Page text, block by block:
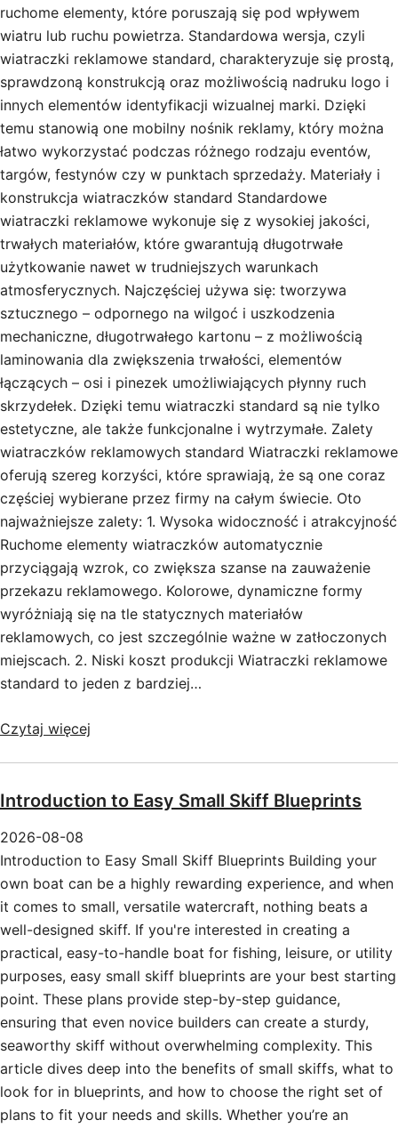
ruchome elementy, które poruszają się pod wpływem
wiatru lub ruchu powietrza. Standardowa wersja, czyli
wiatraczki reklamowe standard, charakteryzuje się prostą,
sprawdzoną konstrukcją oraz możliwością nadruku logo i
innych elementów identyfikacji wizualnej marki. Dzięki
temu stanowią one mobilny nośnik reklamy, który można
łatwo wykorzystać podczas różnego rodzaju eventów,
targów, festynów czy w punktach sprzedaży. Materiały i
konstrukcja wiatraczków standard Standardowe
wiatraczki reklamowe wykonuje się z wysokiej jakości,
trwałych materiałów, które gwarantują długotrwałe
użytkowanie nawet w trudniejszych warunkach
atmosferycznych. Najczęściej używa się: tworzywa
sztucznego – odpornego na wilgoć i uszkodzenia
mechaniczne, długotrwałego kartonu – z możliwością
laminowania dla zwiększenia trwałości, elementów
łączących – osi i pinezek umożliwiających płynny ruch
skrzydełek. Dzięki temu wiatraczki standard są nie tylko
estetyczne, ale także funkcjonalne i wytrzymałe. Zalety
wiatraczków reklamowych standard Wiatraczki reklamowe
oferują szereg korzyści, które sprawiają, że są one coraz
częściej wybierane przez firmy na całym świecie. Oto
najważniejsze zalety: 1. Wysoka widoczność i atrakcyjność
Ruchome elementy wiatraczków automatycznie
przyciągają wzrok, co zwiększa szanse na zauważenie
przekazu reklamowego. Kolorowe, dynamiczne formy
wyróżniają się na tle statycznych materiałów
reklamowych, co jest szczególnie ważne w zatłoczonych
miejscach. 2. Niski koszt produkcji Wiatraczki reklamowe
standard to jeden z bardziej…
Czytaj więcej
Introduction to Easy Small Skiff Blueprints
2026-08-08
Introduction to Easy Small Skiff Blueprints Building your
own boat can be a highly rewarding experience, and when
it comes to small, versatile watercraft, nothing beats a
well-designed skiff. If you're interested in creating a
practical, easy-to-handle boat for fishing, leisure, or utility
purposes, easy small skiff blueprints are your best starting
point. These plans provide step-by-step guidance,
ensuring that even novice builders can create a sturdy,
seaworthy skiff without overwhelming complexity. This
article dives deep into the benefits of small skiffs, what to
look for in blueprints, and how to choose the right set of
plans to fit your needs and skills. Whether you’re an